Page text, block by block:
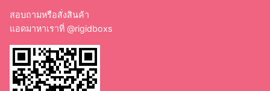
สอบถามหรือสั่งสินค้า
แอดมาหาเราที่ @rigidboxs